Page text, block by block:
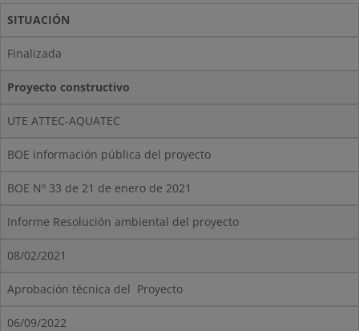
SITUACIÓN
Finalizada
Proyecto constructivo
UTE ATTEC-AQUATEC
BOE información pública del proyecto
BOE Nº 33 de 21 de enero de 2021
Informe Resolución ambiental del proyecto
08/02/2021
Aprobación técnica del Proyecto
06/09/2022